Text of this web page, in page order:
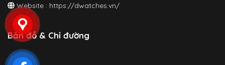
Website : https://dwatches.vn/
Bản đồ & Chỉ đường